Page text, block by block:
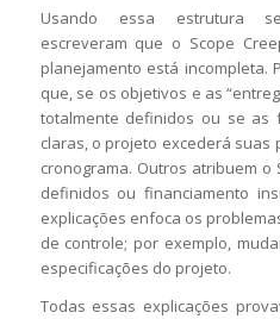
Usando essa estrutura
escreveram que o Scope
planejamento está incompleta.
que, se os objetivos e as
totalmente definidos ou se as
claras, o projeto excederá suas
cronograma. Outros atribuem o
definidos ou financiamento
explicações enfoca os
de controle; por exemplo,
especificações do projeto.
Todas essas explicações